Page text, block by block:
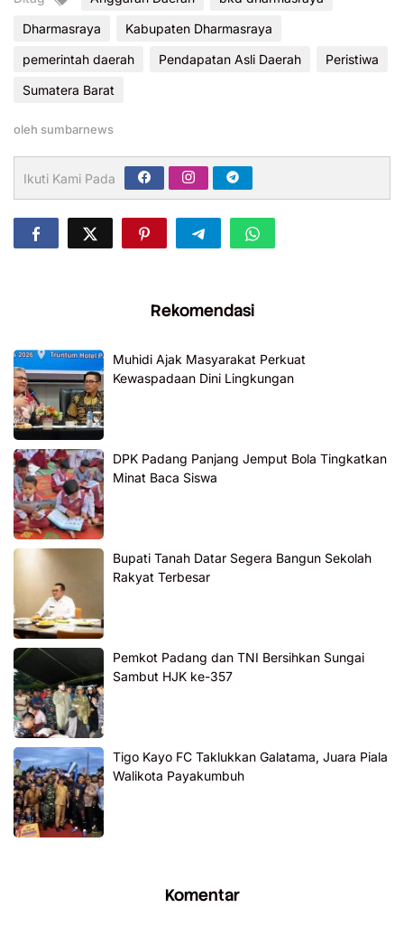
Dharmasraya
Kabupaten Dharmasraya
pemerintah daerah
Pendapatan Asli Daerah
Peristiwa
Sumatera Barat
oleh sumbarnews
Ikuti Kami Pada
Rekomendasi
Muhidi Ajak Masyarakat Perkuat
Kewaspadaan Dini Lingkungan
DPK Padang Panjang Jemput Bola Tingkatkan
Minat Baca Siswa
Bupati Tanah Datar Segera Bangun Sekolah
Rakyat Terbesar
Pemkot Padang dan TNI Bersihkan Sungai
Sambut HJK ke-357
Tigo Kayo FC Taklukkan Galatama, Juara Piala
Walikota Payakumbuh
Komentar